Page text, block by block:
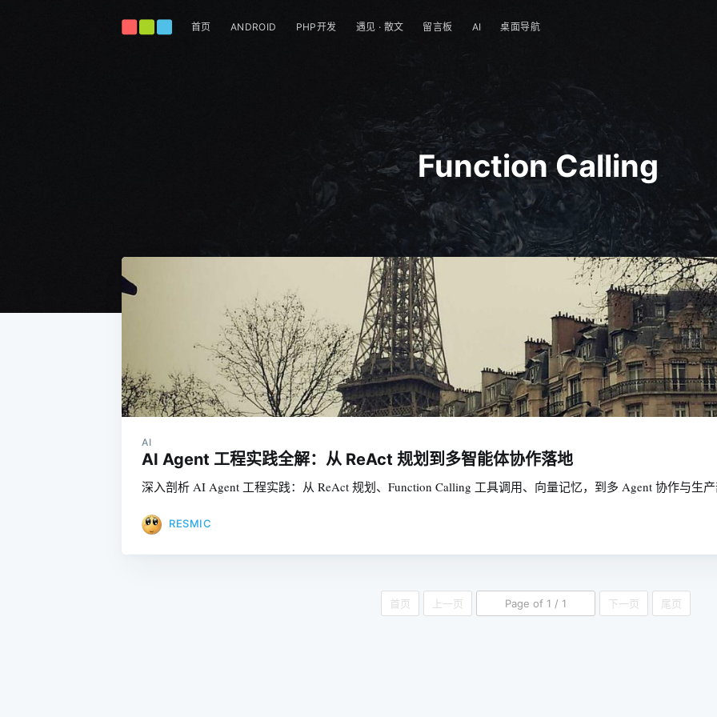
首页 ANDROID PHP开发 遇见 · 散文 留言板 AI 桌面导航
Function Calling
AI
AI Agent 工程实践全解：从 ReAct 规划到多智能体协作落地
深入剖析 AI Agent 工程实践：从 ReAct 规划、Function Calling 工具调用、向量记忆，到多 Agent 协作与生
RESMIC
首页 上一页 Page of 1 / 1 下一页 尾页